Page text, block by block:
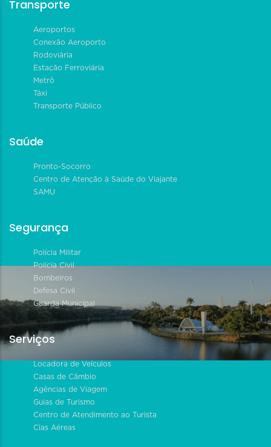
Transporte
Aeroportos
Conexão Aeroporto
Rodoviária
Estação Ferroviária
Metrô
Táxi
Transporte Público
Saúde
Pronto-Socorro
Centro de Atenção à Saúde do Viajante
SAMU
Segurança
Polícia Militar
Polícia Civil
Bombeiros
Defesa Civil
Guarda Municipal
Serviços
Locadora de Veículos
Casas de Câmbio
Agências de Viagem
Guias de Turismo
Centro de Atendimento ao Turista
Cias Aéreas